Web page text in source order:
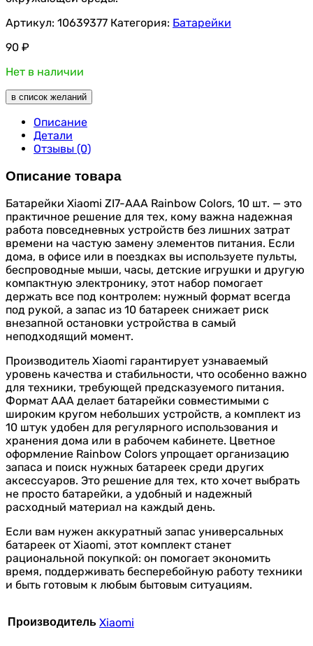
Артикул: 10639377 Категория: Батарейки
90 ₽
Нет в наличии
в список желаний
Описание
Детали
Отзывы (0)
Описание товара
Батарейки Xiaomi ZI7-AAA Rainbow Colors, 10 шт. — это
практичное решение для тех, кому важна надежная
работа повседневных устройств без лишних затрат
времени на частую замену элементов питания. Если
дома, в офисе или в поездках вы используете пульты,
беспроводные мыши, часы, детские игрушки и другую
компактную электронику, этот набор помогает
держать все под контролем: нужный формат всегда
под рукой, а запас из 10 батареек снижает риск
внезапной остановки устройства в самый
неподходящий момент.
Производитель Xiaomi гарантирует узнаваемый
уровень качества и стабильности, что особенно важно
для техники, требующей предсказуемого питания.
Формат AAA делает батарейки совместимыми с
широким кругом небольших устройств, а комплект из
10 штук удобен для регулярного использования и
хранения дома или в рабочем кабинете. Цветное
оформление Rainbow Colors упрощает организацию
запаса и поиск нужных батареек среди других
аксессуаров. Это решение для тех, кто хочет выбрать
не просто батарейки, а удобный и надежный
расходный материал на каждый день.
Если вам нужен аккуратный запас универсальных
батареек от Xiaomi, этот комплект станет
рациональной покупкой: он помогает экономить
время, поддерживать бесперебойную работу техники
и быть готовым к любым бытовым ситуациям.
Производитель Xiaomi